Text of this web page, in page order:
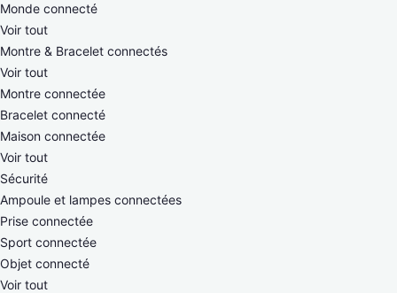
Monde connecté
Voir tout
Montre & Bracelet connectés
Voir tout
Montre connectée
Bracelet connecté
Maison connectée
Voir tout
Sécurité
Ampoule et lampes connectées
Prise connectée
Sport connectée
Objet connecté
Voir tout